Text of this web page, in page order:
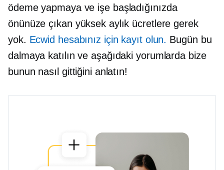
ödeme yapmaya ve işe başladığınızda
önünüze çıkan yüksek aylık ücretlere gerek
yok. Ecwid hesabınız için kayıt olun. Bugün bu
dalmaya katılın ve aşağıdaki yorumlarda bize
bunun nasıl gittiğini anlatın!